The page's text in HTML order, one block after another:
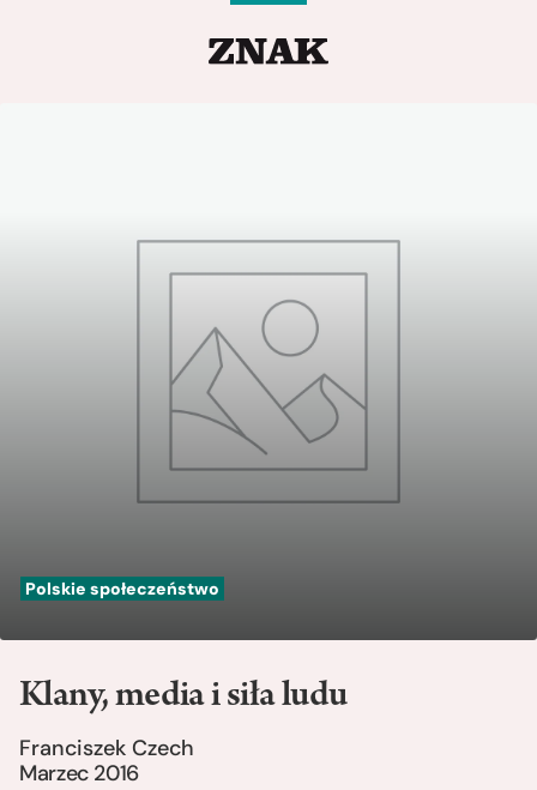
Polskie społeczeństwo
Klany, media i siła ludu
Franciszek Czech
Marzec 2016